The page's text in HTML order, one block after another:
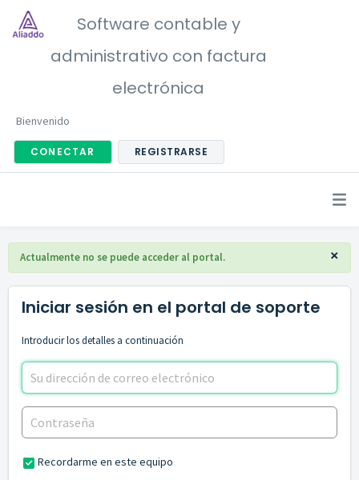
Software contable y
administrativo con factura
electrónica
Bienvenido
CONECTAR REGISTRARSE
×
Actualmente no se puede acceder al portal.
Iniciar sesión en el portal de soporte
Introducir los detalles a continuación
Recordarme en este equipo